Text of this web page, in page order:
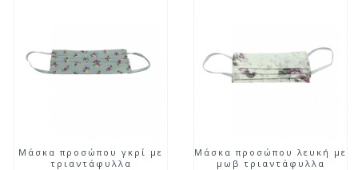
Μάσκα προσώπου γκρί με
τριαντάφυλλα
Μάσκα προσώπου λευκή με
μωβ τριαντάφυλλα